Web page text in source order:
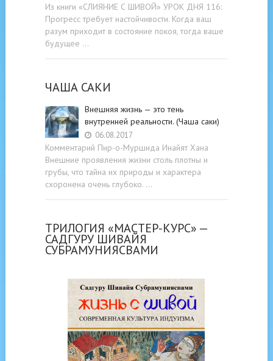
Из книги «СЛИЯНИЕ С ШИВОЙ» УРОК ДНЯ 116:
Прогресс требует настойчивости. Когда ваш
разум приходит в состояние покоя, тогда ваше
будущее …
ЧАША САКИ
Внешняя жизнь — это тень
внутренней реальности. (Чаша саки)
06.08.2017
Комментарий Пир-о-Муршида Инайят Хана
Внешние проявления жизни столь плотны и
грубы, что тайна их природы и характера
схоронена очень глубоко. …
ТРИЛОГИЯ «МАСТЕР-КУРС» —
САДГУРУ ШИВАЙЯ
СУБРАМУНИЯСВАМИ